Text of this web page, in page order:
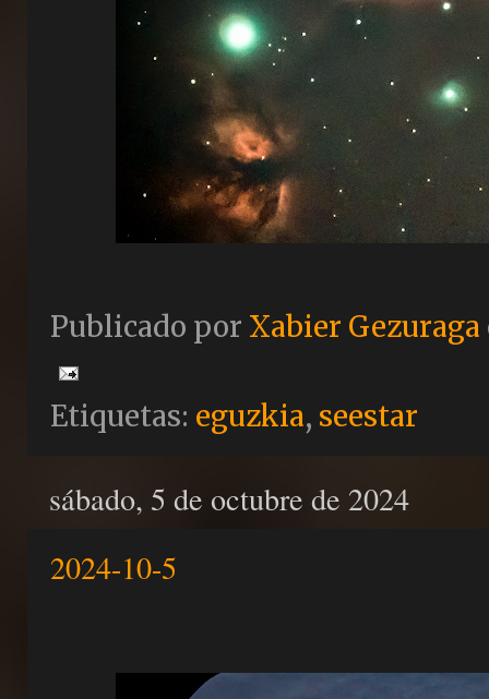
Publicado por Xabier Gezuraga
Etiquetas: eguzkia, seestar
sábado, 5 de octubre de 2024
2024-10-5